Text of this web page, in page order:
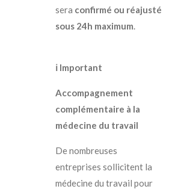
sera confirmé ou réajusté
sous 24h maximum.
ℹ️ Important
Accompagnement
complémentaire à la
médecine du travail
De nombreuses
entreprises sollicitent la
médecine du travail pour